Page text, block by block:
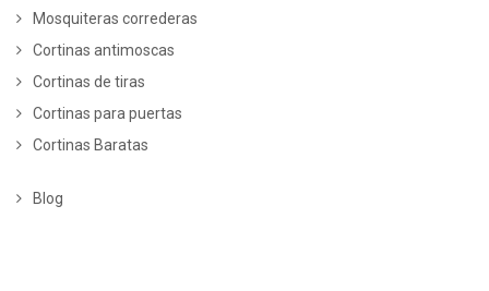
Mosquiteras correderas
Cortinas antimoscas
Cortinas de tiras
Cortinas para puertas
Cortinas Baratas
Blog